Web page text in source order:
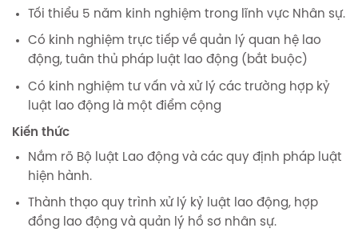
Tối thiểu 5 năm kinh nghiệm trong lĩnh vực Nhân sự.
Có kinh nghiệm trực tiếp về quản lý quan hệ lao
động, tuân thủ pháp luật lao động (bắt buộc)
Có kinh nghiệm tư vấn và xử lý các trường hợp kỷ
luật lao động là một điểm cộng
Kiến thức
Nắm rõ Bộ luật Lao động và các quy định pháp luật
hiện hành.
Thành thạo quy trình xử lý kỷ luật lao động, hợp
đồng lao động và quản lý hồ sơ nhân sự.